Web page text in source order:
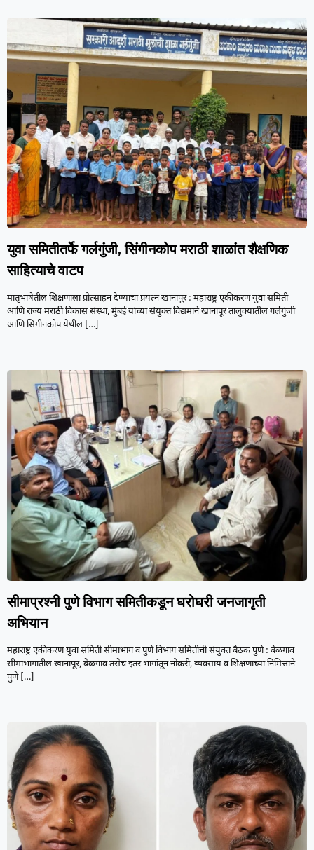
युवा समितीतर्फे गर्लगुंजी, सिंगीनकोप मराठी शाळांत शैक्षणिक
साहित्याचे वाटप
मातृभाषेतील शिक्षणाला प्रोत्साहन देण्याचा प्रयत्न खानापूर : महाराष्ट्र एकीकरण युवा समिती
आणि राज्य मराठी विकास संस्था, मुंबई यांच्या संयुक्त विद्यमाने खानापूर तालुक्यातील गर्लगुंजी
आणि सिंगीनकोप येथील […]
सीमाप्रश्नी पुणे विभाग समितीकडून घरोघरी जनजागृती
अभियान
महाराष्ट्र एकीकरण युवा समिती सीमाभाग व पुणे विभाग समितीची संयुक्त बैठक पुणे : बेळगाव
सीमाभागातील खानापूर, बेळगाव तसेच इतर भागांतून नोकरी, व्यवसाय व शिक्षणाच्या निमित्ताने
पुणे[…]